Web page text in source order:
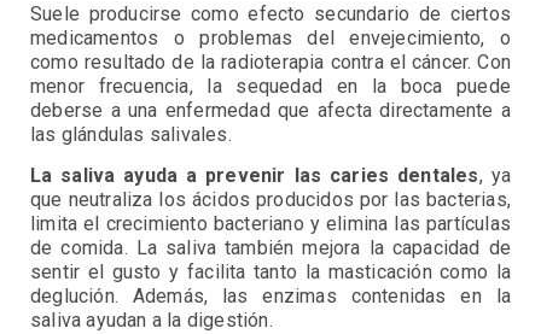
Suele producirse como efecto secundario de ciertos
medicamentos o problemas del envejecimiento, o
como resultado de la radioterapia contra el cáncer. Con
menor frecuencia, la sequedad en la boca puede
deberse a una enfermedad que afecta directamente a
las glándulas salivales.
La saliva ayuda a prevenir las caries dentales, ya
que neutraliza los ácidos producidos por las bacterias,
limita el crecimiento bacteriano y elimina las partículas
de comida. La saliva también mejora la capacidad de
sentir el gusto y facilita tanto la masticación como la
deglución. Además, las enzimas contenidas en la
saliva ayudan a la digestión.